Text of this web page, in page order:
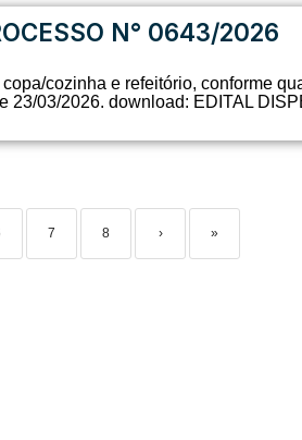
N° 0643/2026
cozinha e refeitório, conforme
23/03/2026. download: EDITAL
7 8 › »